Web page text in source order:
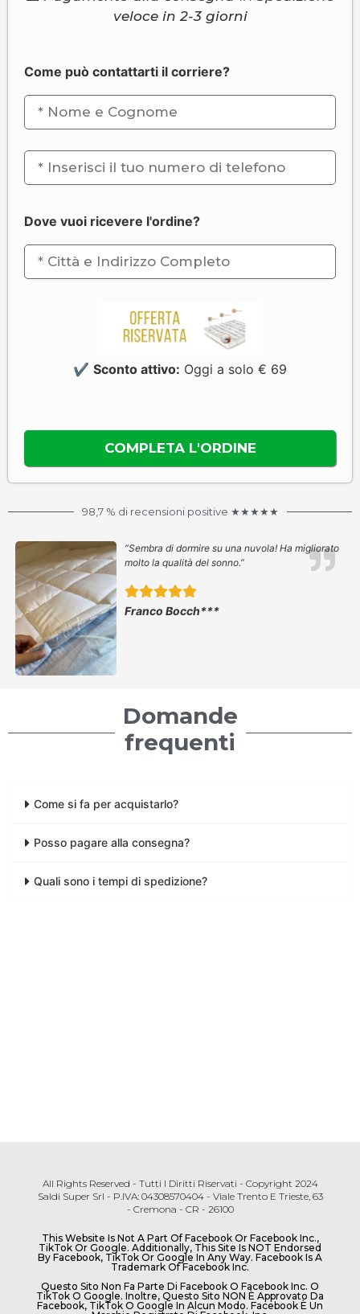
veloce in 2-3 giorni
Come può contattarti il corriere?
Dove vuoi ricevere l'ordine?
✔ Sconto attivo: Oggi a solo € 69
98,7 % di recensioni positive ★★★★★
“Sembra di dormire su una nuvola! Ha migliorato
molto la qualità del sonno.”
Franco Bocch***
Domande
frequenti
Come si fa per acquistarlo?
Posso pagare alla consegna?
Quali sono i tempi di spedizione?
All Rights Reserved - Tutti I Diritti Riservati - Copyright 2024
Saldi Super Srl - P.IVA: 04308570404 - Viale Trento E Trieste, 63
- Cremona - CR - 26100
This Website Is Not A Part Of Facebook Or Facebook Inc.,
TikTok Or Google. Additionally, This Site Is NOT Endorsed
By Facebook, TikTok Or Google In Any Way. Facebook Is A
Trademark Of Facebook Inc.
Questo Sito Non Fa Parte Di Facebook O Facebook Inc. O
TikTok O Google. Inoltre, Questo Sito NON È Approvato Da
Facebook, TikTok O Google In Alcun Modo. Facebook È Un